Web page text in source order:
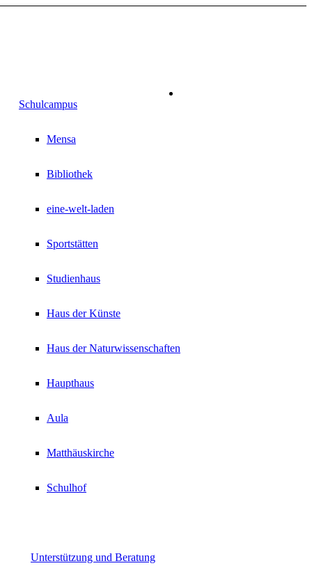
Schulcampus
Mensa
Bibliothek
eine-welt-laden
Sportstätten
Studienhaus
Haus der Künste
Haus der Naturwissenschaften
Haupthaus
Aula
Matthäuskirche
Schulhof
Unterstützung und Beratung